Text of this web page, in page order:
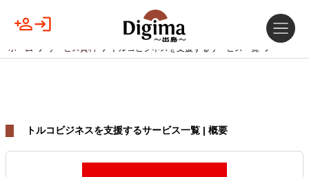
ホーム サービス資料 トルコビジネスを支援するサービス一覧
トルコビジネスを支援するサービス一覧 | 概要